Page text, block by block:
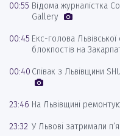
00:55 Відома журналістка
Gallery
00:45 Екс-голова
блокпостів на
00:40 Співак з Львівщини
23:46 На Львівщині
23:32 У Львові затримали